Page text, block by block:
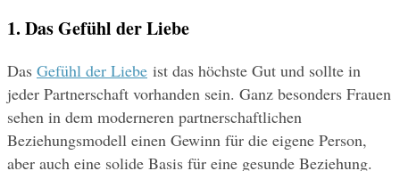
1. Das Gefühl der Liebe
Das Gefühl der Liebe ist das höchste Gut und sollte in
jeder Partnerschaft vorhanden sein. Ganz besonders Frauen
sehen in dem moderneren partnerschaftlichen
Beziehungsmodell einen Gewinn für die eigene Person,
aber auch eine solide Basis für eine gesunde Beziehung.